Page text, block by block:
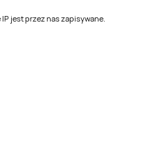
jest przez nas zapisywane.